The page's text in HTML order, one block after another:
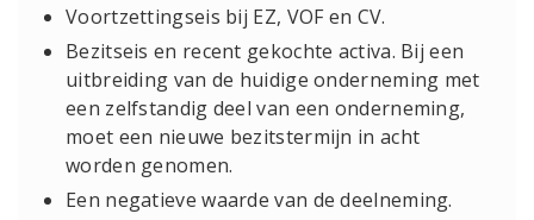
Voortzettingseis bij EZ, VOF en CV.
Bezitseis en recent gekochte activa. Bij een
uitbreiding van de huidige onderneming met
een zelfstandig deel van een onderneming,
moet een nieuwe bezitstermijn in acht
worden genomen.
Een negatieve waarde van de deelneming.